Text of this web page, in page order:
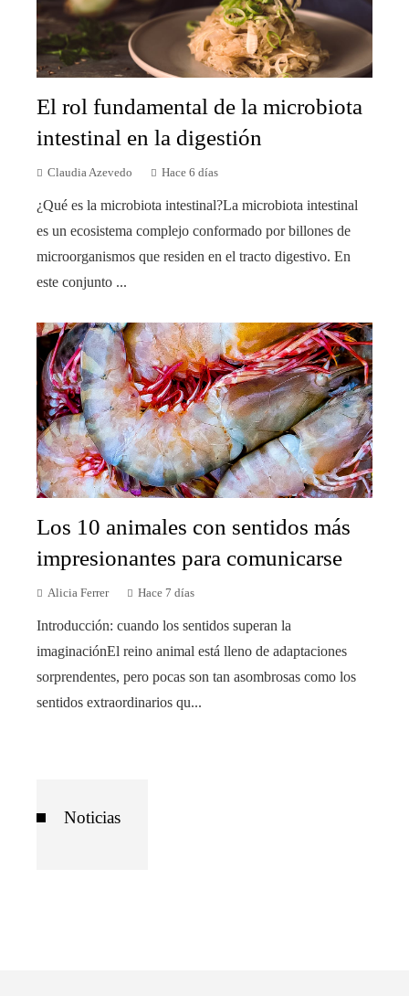
El rol fundamental de la microbiota
intestinal en la digestión
Claudia Azevedo Hace 6 días
¿Qué es la microbiota intestinal?La microbiota intestinal
es un ecosistema complejo conformado por billones de
microorganismos que residen en el tracto digestivo. En
este conjunto ...
Los 10 animales con sentidos más
impresionantes para comunicarse
Alicia Ferrer Hace 7 días
Introducción: cuando los sentidos superan la
imaginaciónEl reino animal está lleno de adaptaciones
sorprendentes, pero pocas son tan asombrosas como los
sentidos extraordinarios qu...
Noticias